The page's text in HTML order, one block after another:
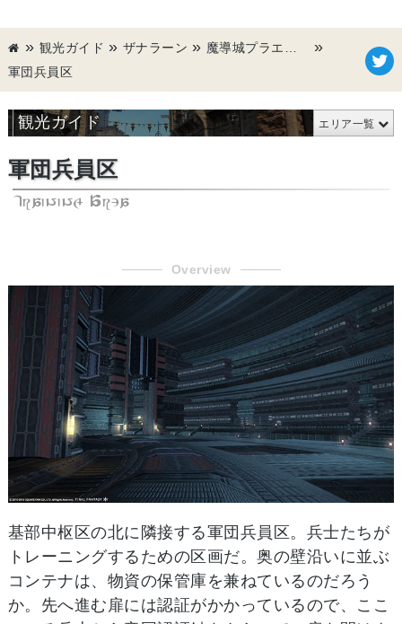
観光ガイド ザナラーン
軍団兵員区
軍団兵員区
Training Area
Overview
基部中枢区の北に隣接する軍団兵員区。兵士たちが
トレーニングするための区画だ。奥の壁沿いに並ぶ
コンテナは、物資の保管庫を兼ねているのだろう
か。先へ進む扉には認証がかかっているので、ここ
観光ガイド エリア一覧